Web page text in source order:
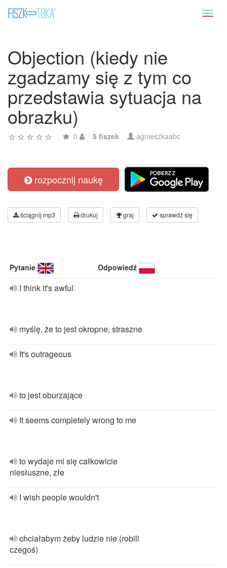
Objection (kiedy nie
zgadzamy się z tym co
przedstawia sytuacja na
obrazku)
0 5 fiszek agnieszkaabc
rozpocznij naukę
ściągnij mp3 drukuj graj sprawdź się
Pytanie Odpowiedź
I think it's awful
myślę, że to jest okropne, straszne
It's outrageous
to jest oburzające
It seems completely wrong to me
to wydaje mi się całkowicie
niesłuszne, złe
I wish people wouldn't
chciałabym żeby ludzie nie (robili
czegoś)